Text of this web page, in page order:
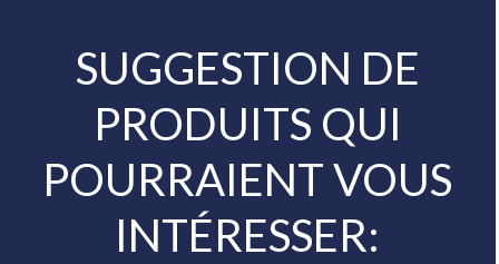
SUGGESTION DE
PRODUITS QUI
POURRAIENT VOUS
INTÉRESSER: